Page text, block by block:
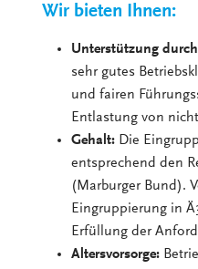
Wir bieten Ihnen:
Unterstützung
sehr gutes
und fairen
Entlastung von
Gehalt: Die
entsprechend den
(Marburger Bund).
Eingruppierung in
Erfüllung der
Altersvorsorge: